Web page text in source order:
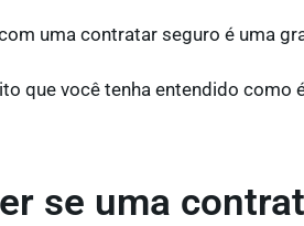
uma contratar seguro é uma
que você tenha entendido
se uma